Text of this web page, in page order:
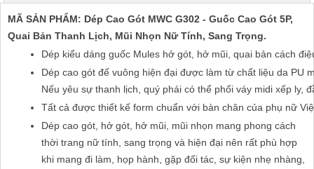
MÃ SẢN PHẨM: Dép Cao Gót MWC G302 - Guốc Cao Gót 5P,
Quai Bản Thanh Lịch, Mũi Nhọn Nữ Tính, Sang Trọng.
Dép kiểu dáng guốc Mules hở gót, hở mũi, quai bản cách
Dép cao gót đế vuông hiện đại được làm từ chất liệu da PU
Nếu yêu sự thanh lịch, quý phái có thể phối váy midi xếp
Tất cả được thiết kế form chuẩn với bàn chân của phụ nữ
Dép cao gót, hở gót, hở mũi, mũi nhọn mang phong cách
thời trang nữ tính, sang trọng và hiện đại nên rất phù hợp
khi mang đi làm, họp hành, gặp đối tác, sự kiện nhẹ nhàng,